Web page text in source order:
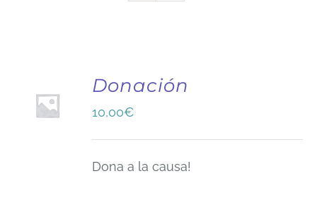
AL
CARRITO
Donación
10,00€
Dona a la causa!